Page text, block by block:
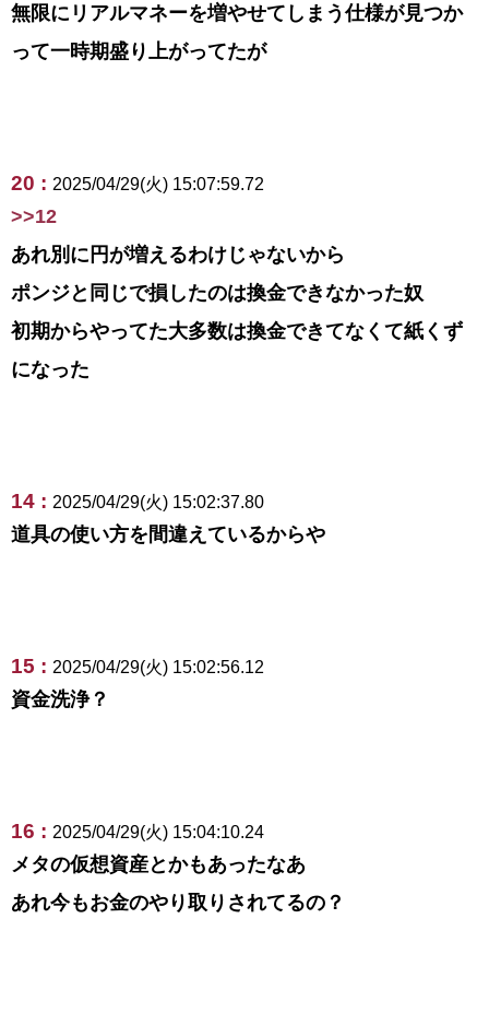
無限にリアルマネーを増やせてしまう仕様が見つか
って一時期盛り上がってたが
20 : 2025/04/29(火) 15:07:59.72
>>12
あれ別に円が増えるわけじゃないから
ポンジと同じで損したのは換金できなかった奴
初期からやってた大多数は換金できてなくて紙くず
になった
14 : 2025/04/29(火) 15:02:37.80
道具の使い方を間違えているからや
15 : 2025/04/29(火) 15:02:56.12
資金洗浄？
16 : 2025/04/29(火) 15:04:10.24
メタの仮想資産とかもあったなあ
あれ今もお金のやり取りされてるの？